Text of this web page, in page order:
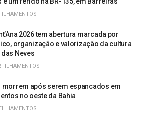
2026 tem abertura marcada por
organização e valorização da cultura
Neves
morrem após serem espancados em
no oeste da Bahia